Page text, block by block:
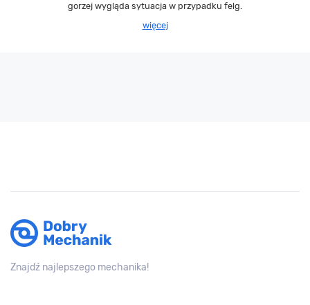
gorzej wygląda sytuacja w przypadku felg.
więcej
Znajdź najlepszego mechanika!